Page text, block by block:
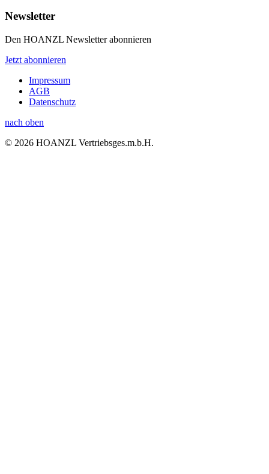
Newsletter
Den HOANZL Newsletter abonnieren
Jetzt abonnieren
Impressum
AGB
Datenschutz
nach oben
© 2026 HOANZL Vertriebsges.m.b.H.